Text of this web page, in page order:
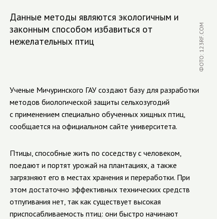
Данные методы являются экологичным и
законным способом избавиться от
нежелательных птиц
ФОТО: 123RF.COM
Ученые Мичуринского ГАУ создают базу для разработки
методов биологической защиты сельхозугодий
с применением специально обученных хищных птиц,
сообщается на официальном сайте университета.
Птицы, способные жить по соседству с человеком,
поедают и портят урожай на плантациях, а также
загрязняют его в местах хранения и переработки. При
этом достаточно эффективных технических средств
отпугивания нет, так как существует высокая
приспосабливаемость птиц: они быстро начинают